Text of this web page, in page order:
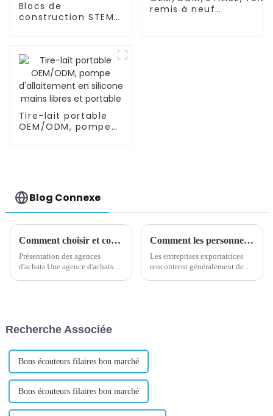
Blocs de
construction STEM/
l'intelligence
remis à neuf
Tire-lait portable
OEM/ODM, pompe
Blog Connexe
Comment choisir et contacter une agence d'achat
Présentation des agences
d'achats Une agence d'achats
d'approvisionnement des
Comment les personnes engagées dans des achats internationaux choisissent-elles leurs fournisseurs ?
Les entreprises exportatrices
rencontrent généralement de
Recherche Associée
Bons écouteurs filaires bon marché
Bons écouteurs filaires bon marché